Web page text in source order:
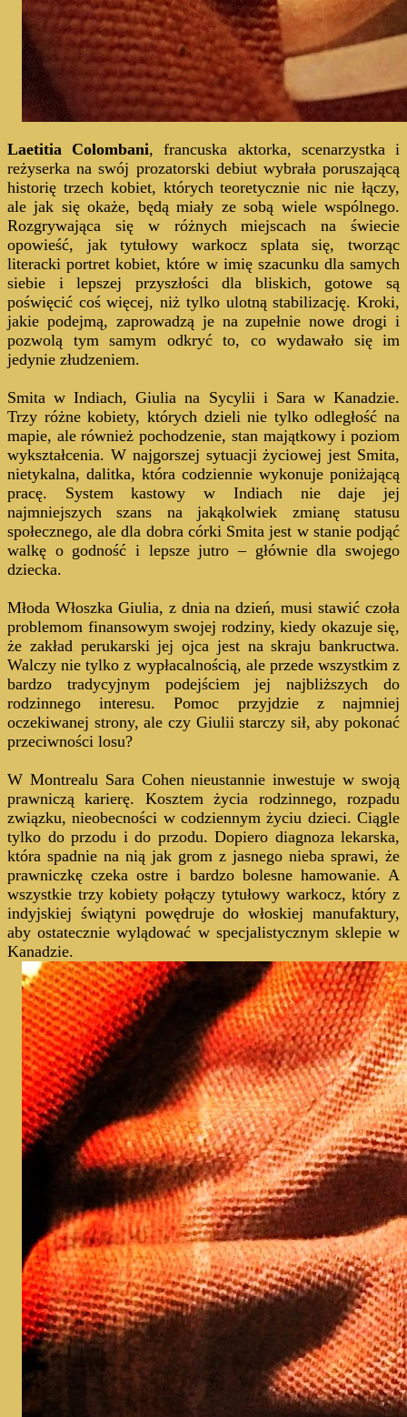
Laetitia Colombani, francuska aktorka, scenarzystka i
reżyserka na swój prozatorski debiut wybrała poruszającą
historię trzech kobiet, których teoretycznie nic nie łączy,
ale jak się okaże, będą miały ze sobą wiele wspólnego.
Rozgrywająca się w różnych miejscach na świecie
opowieść, jak tytułowy warkocz splata się, tworząc
literacki portret kobiet, które w imię szacunku dla samych
siebie i lepszej przyszłości dla bliskich, gotowe są
poświęcić coś więcej, niż tylko ulotną stabilizację. Kroki,
jakie podejmą, zaprowadzą je na zupełnie nowe drogi i
pozwolą tym samym odkryć to, co wydawało się im
jedynie złudzeniem.
Smita w Indiach, Giulia na Sycylii i Sara w Kanadzie.
Trzy różne kobiety, których dzieli nie tylko odległość na
mapie, ale również pochodzenie, stan majątkowy i poziom
wykształcenia. W najgorszej sytuacji życiowej jest Smita,
nietykalna, dalitka, która codziennie wykonuje poniżającą
pracę. System kastowy w Indiach nie daje jej
najmniejszych szans na jakąkolwiek zmianę statusu
społecznego, ale dla dobra córki Smita jest w stanie podjąć
walkę o godność i lepsze jutro – głównie dla swojego
dziecka.
Młoda Włoszka Giulia, z dnia na dzień, musi stawić czoła
problemom finansowym swojej rodziny, kiedy okazuje się,
że zakład perukarski jej ojca jest na skraju bankructwa.
Walczy nie tylko z wypłacalnością, ale przede wszystkim z
bardzo tradycyjnym podejściem jej najbliższych do
rodzinnego interesu. Pomoc przyjdzie z najmniej
oczekiwanej strony, ale czy Giulii starczy sił, aby pokonać
przeciwności losu?
W Montrealu Sara Cohen nieustannie inwestuje w swoją
prawniczą karierę. Kosztem życia rodzinnego, rozpadu
związku, nieobecności w codziennym życiu dzieci. Ciągle
tylko do przodu i do przodu. Dopiero diagnoza lekarska,
która spadnie na nią jak grom z jasnego nieba sprawi, że
prawniczkę czeka ostre i bardzo bolesne hamowanie. A
wszystkie trzy kobiety połączy tytułowy warkocz, który z
indyjskiej świątyni powędruje do włoskiej manufaktury,
aby ostatecznie wylądować w specjalistycznym sklepie w
Kanadzie.